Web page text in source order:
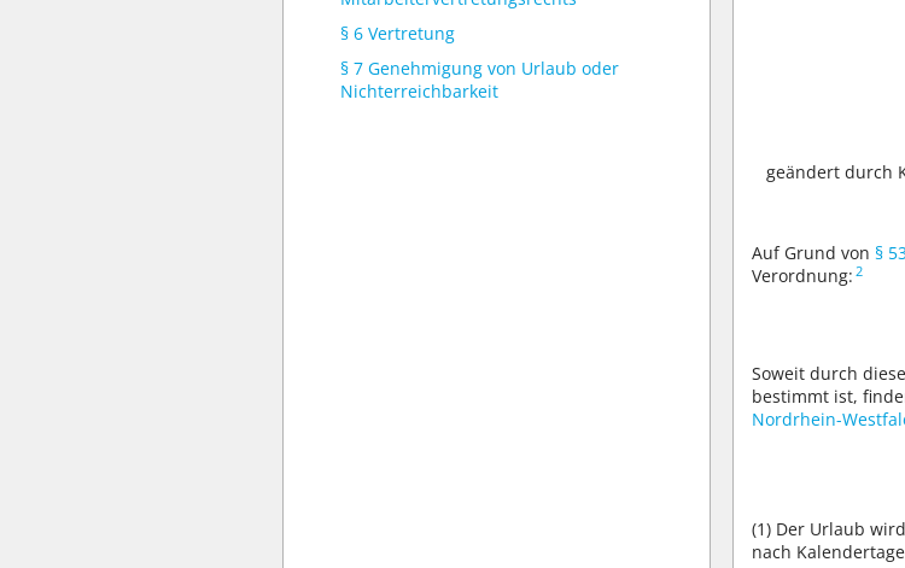
§ 6 Vertretung
§ 7 Genehmigung von Urlaub oder
Nichterreichbarkeit
geändert durch
Auf Grund von§
Verordnung: 2
Soweit durch
bestimmt ist,
Nordrhein-
(1) Der Urlaub
nach